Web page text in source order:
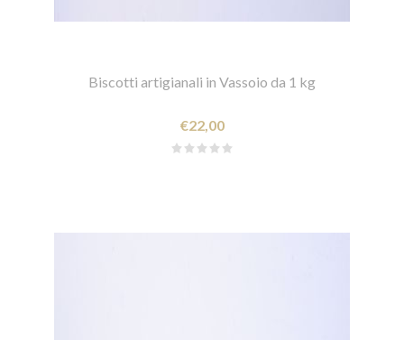
Biscotti artigianali in Vassoio da 1 kg
€22,00